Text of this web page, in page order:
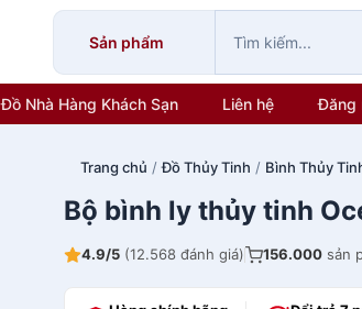
Sản phẩm
Đồ Nhà Hàng Khách Sạn Liên hệ Đăng
Trang chủ /Đồ Thủy Tinh / Bình Thủy
Bộ bình ly thủy tinh
4.9/5 (12.568 đánh giá) 156.000 sản